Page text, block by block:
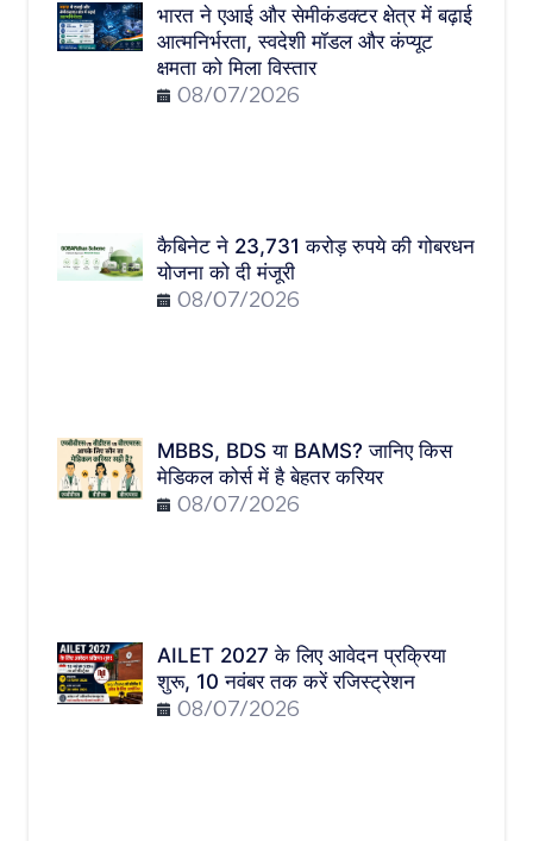
भारत ने एआई और सेमीकंडक्टर क्षेत्र में बढ़ाई
आत्मनिर्भरता, स्वदेशी मॉडल और कंप्यूट
क्षमता को मिला विस्तार
08/07/2026
कैबिनेट ने 23,731 करोड़ रुपये की गोबरधन
योजना को दी मंजूरी
08/07/2026
MBBS, BDS या BAMS? जानिए किस
मेडिकल कोर्स में है बेहतर करियर
08/07/2026
AILET 2027 के लिए आवेदन प्रक्रिया
शुरू, 10 नवंबर तक करें रजिस्ट्रेशन
08/07/2026